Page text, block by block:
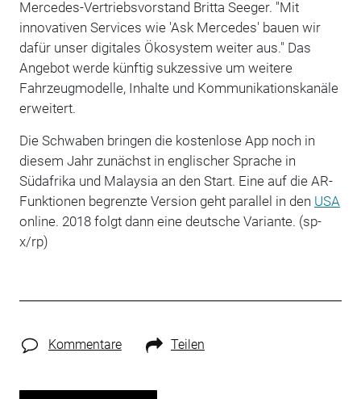
Mercedes-Vertriebsvorstand Britta Seeger. "Mit
innovativen Services wie 'Ask Mercedes' bauen wir
dafür unser digitales Ökosystem weiter aus." Das
Angebot werde künftig sukzessive um weitere
Fahrzeugmodelle, Inhalte und Kommunikationskanäle
erweitert.
Die Schwaben bringen die kostenlose App noch in
diesem Jahr zunächst in englischer Sprache in
Südafrika und Malaysia an den Start. Eine auf die AR-
Funktionen begrenzte Version geht parallel in den USA
online. 2018 folgt dann eine deutsche Variante. (sp-
x/rp)
Kommentare Teilen